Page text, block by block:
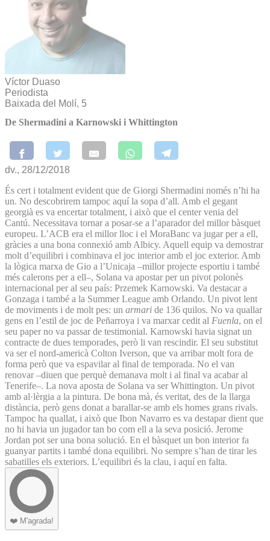
Víctor Duaso
Periodista
Baixada del Molí, 5
De Shermadini a Karnowski i Whittington
dv., 28/12/2018
És cert i totalment evident que de Giorgi Shermadini només n’hi ha
un. No descobrirem tampoc aquí la sopa d’all. Amb el gegant
georgià es va encertar totalment, i això que el center venia del
Cantú. Necessitava tornar a posar-se a l’aparador del millor bàsquet
europeu. L’ACB era el millor lloc i el MoraBanc va jugar per a ell,
gràcies a una bona connexió amb Albicy. Aquell equip va demostrar
molt d’equilibri i combinava el joc interior amb el joc exterior. Amb
la lògica marxa de Gio a l’Unicaja –millor projecte esportiu i també
més calerons per a ell–, Solana va apostar per un pivot polonès
internacional per al seu país: Przemek Karnowski. Va destacar a
Gonzaga i també a la Summer League amb Orlando. Un pivot lent
de moviments i de molt pes: un armari de 136 quilos. No va quallar
gens en l’estil de joc de Peñarroya i va marxar cedit al Fuenla, on el
seu paper no va passar de testimonial. Karnowski havia signat un
contracte de dues temporades, però li van rescindir. El seu substitut
va ser el nord-americà Colton Iverson, que va arribar molt fora de
forma però que va espavilar al final de temporada. No el van
renovar –diuen que perquè demanava molt i al final va acabar al
Tenerife–. La nova aposta de Solana va ser Whittington. Un pivot
amb al·lèrgia a la pintura. De bona mà, és veritat, des de la llarga
distància, però gens donat a barallar-se amb els homes grans rivals.
Tampoc ha quallat, i això que Ibon Navarro es va destapar dient que
no hi havia un jugador tan bo com ell a la seva posició. Jerome
Jordan pot ser una bona solució. En el bàsquet un bon interior fa
guanyar partits i també dona equilibri. No sempre s’han de tirar les
sabatilles els exteriors. L’equilibri és la clau, i aquí en falta.
❤️ M'agrada!